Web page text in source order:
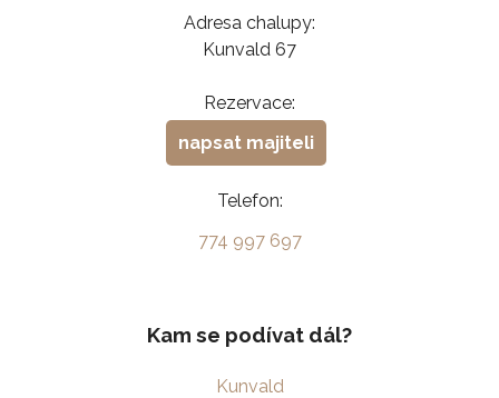
Adresa chalupy:
Kunvald 67
Rezervace:
napsat majiteli
Telefon:
774 997 697
Kam se podívat dál?
Kunvald